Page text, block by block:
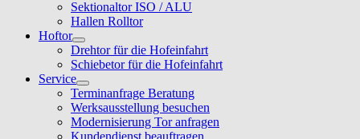
Sektionaltor ISO / ALU
Hallen Rolltor
Hoftor
Drehtor für die Hofeinfahrt
Schiebetor für die Hofeinfahrt
Service
Terminanfrage Beratung
Werksausstellung besuchen
Modernisierung Tor anfragen
Kundendienst beauftragen